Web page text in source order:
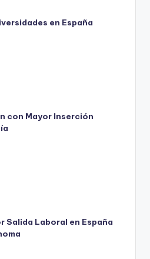
en España
con Mayor Inserción
Salida Laboral en España